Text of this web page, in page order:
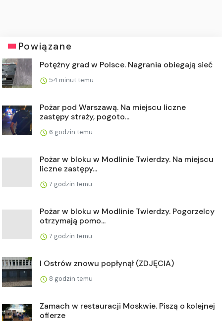
Powiązane
Potężny grad w Polsce. Nagrania obiegają sieć
54 minut temu
Pożar pod Warszawą. Na miejscu liczne
zastępy straży, pogoto...
6 godzin temu
Pożar w bloku w Modlinie Twierdzy. Na miejscu
liczne zastępy...
7 godzin temu
Pożar w bloku w Modlinie Twierdzy. Pogorzelcy
otrzymają pomo...
7 godzin temu
I Ostrów znowu popłynął (ZDJĘCIA)
8 godzin temu
Zamach w restauracji Moskwie. Piszą o kolejnej
ofierze